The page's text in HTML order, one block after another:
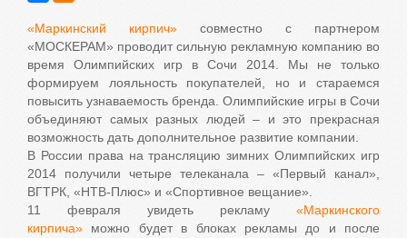
«Маркинский кирпич» совместно с партнером
«МОСКЕРАМ» проводит сильную рекламную компанию во
время Олимпийских игр в Сочи 2014. Мы не только
формируем лояльность покупателей, но и стараемся
повысить узнаваемость бренда. Олимпийские игры в Сочи
объединяют самых разных людей – и это прекрасная
возможность дать дополнительное развитие компании.
В России права на трансляцию зимних Олимпийских игр
2014 получили четыре телеканала – «Первый канал»,
ВГТРК, «НТВ-Плюс» и «Спортивное вещание».
11 февраля увидеть рекламу «Маркинского
кирпича» можно будет в блоках рекламы до и после